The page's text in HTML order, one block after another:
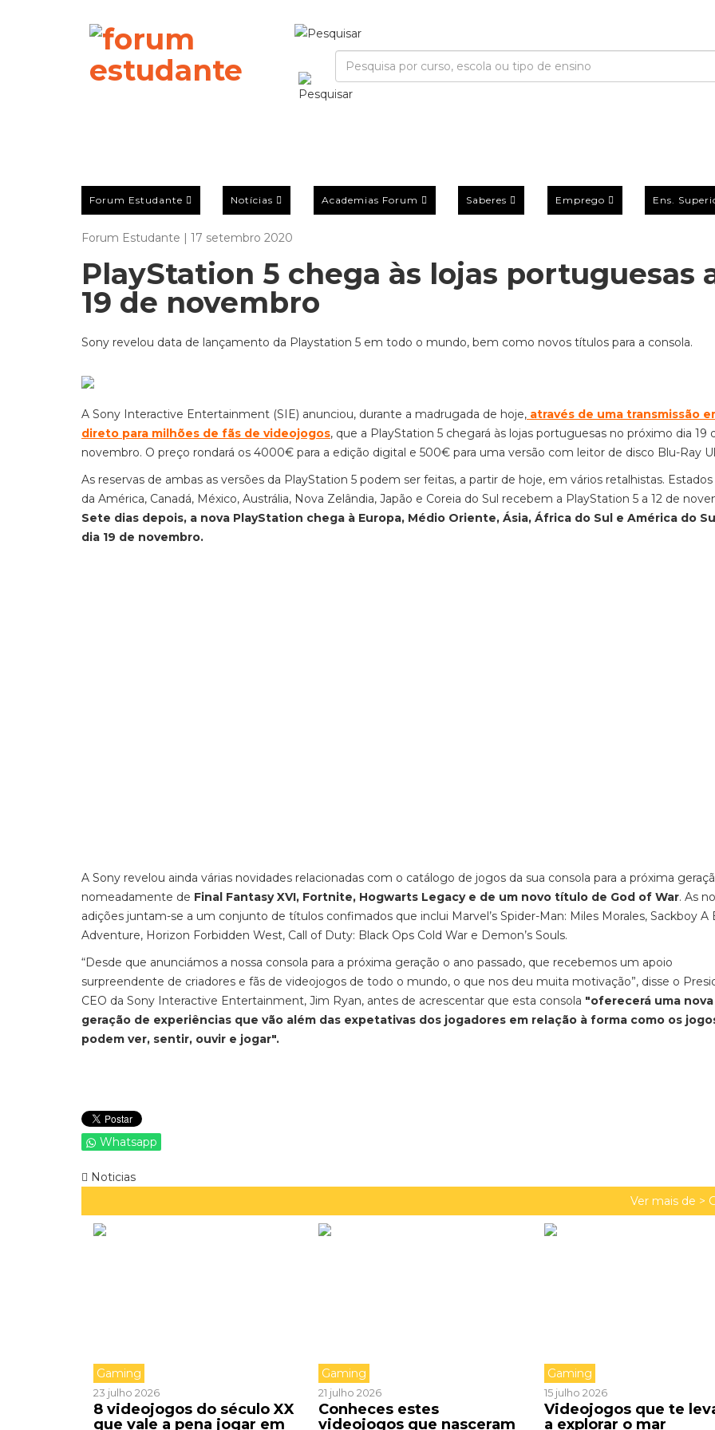
Forum Estudante Notícias Academias Forum Saberes Emprego Ens.
Forum Estudante | 17 setembro 2020
PlayStation 5 chega às lojas portuguesas
19 de novembro
Sony revelou data de lançamento da Playstation 5 em todo o mundo, bem como novos títulos para a consola.
A Sony Interactive Entertainment (SIE) anunciou, durante a madrugada de hoje, através de uma transmissão
direto para milhões de fãs de videojogos, que a PlayStation 5 chegará às lojas portuguesas no próximo dia 19
novembro. O preço rondará os 4000€ para a edição digital e 500€ para uma versão com leitor de disco Blu-Ray
As reservas de ambas as versões da PlayStation 5 podem ser feitas, a partir de hoje, em vários retalhistas.
da América, Canadá, México, Austrália, Nova Zelândia, Japão e Coreia do Sul recebem a PlayStation 5 a 12 de
Sete dias depois, a nova PlayStation chega à Europa, Médio Oriente, Ásia, África do Sul e América do
dia 19 de novembro.
A Sony revelou ainda várias novidades relacionadas com o catálogo de jogos da sua consola para a próxima
nomeadamente de Final Fantasy XVI, Fortnite, Hogwarts Legacy e de um novo título de God of War. As
adições juntam-se a um conjunto de títulos confimados que inclui Marvel’s Spider-Man: Miles Morales, Sackboy A
Adventure, Horizon Forbidden West, Call of Duty: Black Ops Cold War e Demon’s Souls.
“Desde que anunciámos a nossa consola para a próxima geração o ano passado, que recebemos um apoio
surpreendente de criadores e fãs de videojogos de todo o mundo, o que nos deu muita motivação”, disse o
CEO da Sony Interactive Entertainment, Jim Ryan, antes de acrescentar que esta consola "oferecerá uma nova
geração de experiências que vão além das expetativas dos jogadores em relação à forma como os
podem ver, sentir, ouvir e jogar".
Whatsapp
Noticias
Ver mais de >
Gaming
23 julho 2026
8 videojogos do século XX
que vale a pena jogar em
Gaming
21 julho 2026
Conheces estes
videojogos que nasceram
Gaming
15 julho 2026
Videojogos que te
a explorar o mar